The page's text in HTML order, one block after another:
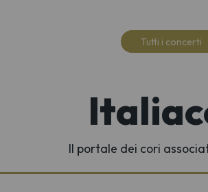
Tutti i concerti
Il portale dei cori